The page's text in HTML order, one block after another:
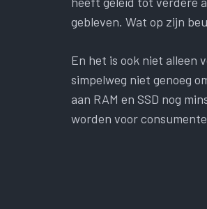
gebleven. Wat op zijn
En het is ook niet alleen
simpelweg niet genoeg
aan RAM en SSD nog
worden voor